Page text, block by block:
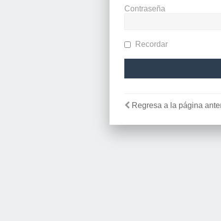
Contraseña
Recordar
Regresa a la página